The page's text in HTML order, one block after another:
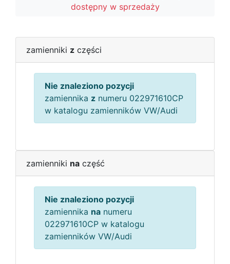
dostępny w sprzedaży
zamienniki z części
Nie znaleziono pozycji
zamiennika z numeru 022971610CP
w katalogu zamienników VW/Audi
zamienniki na część
Nie znaleziono pozycji
zamiennika na numeru
022971610CP w katalogu
zamienników VW/Audi